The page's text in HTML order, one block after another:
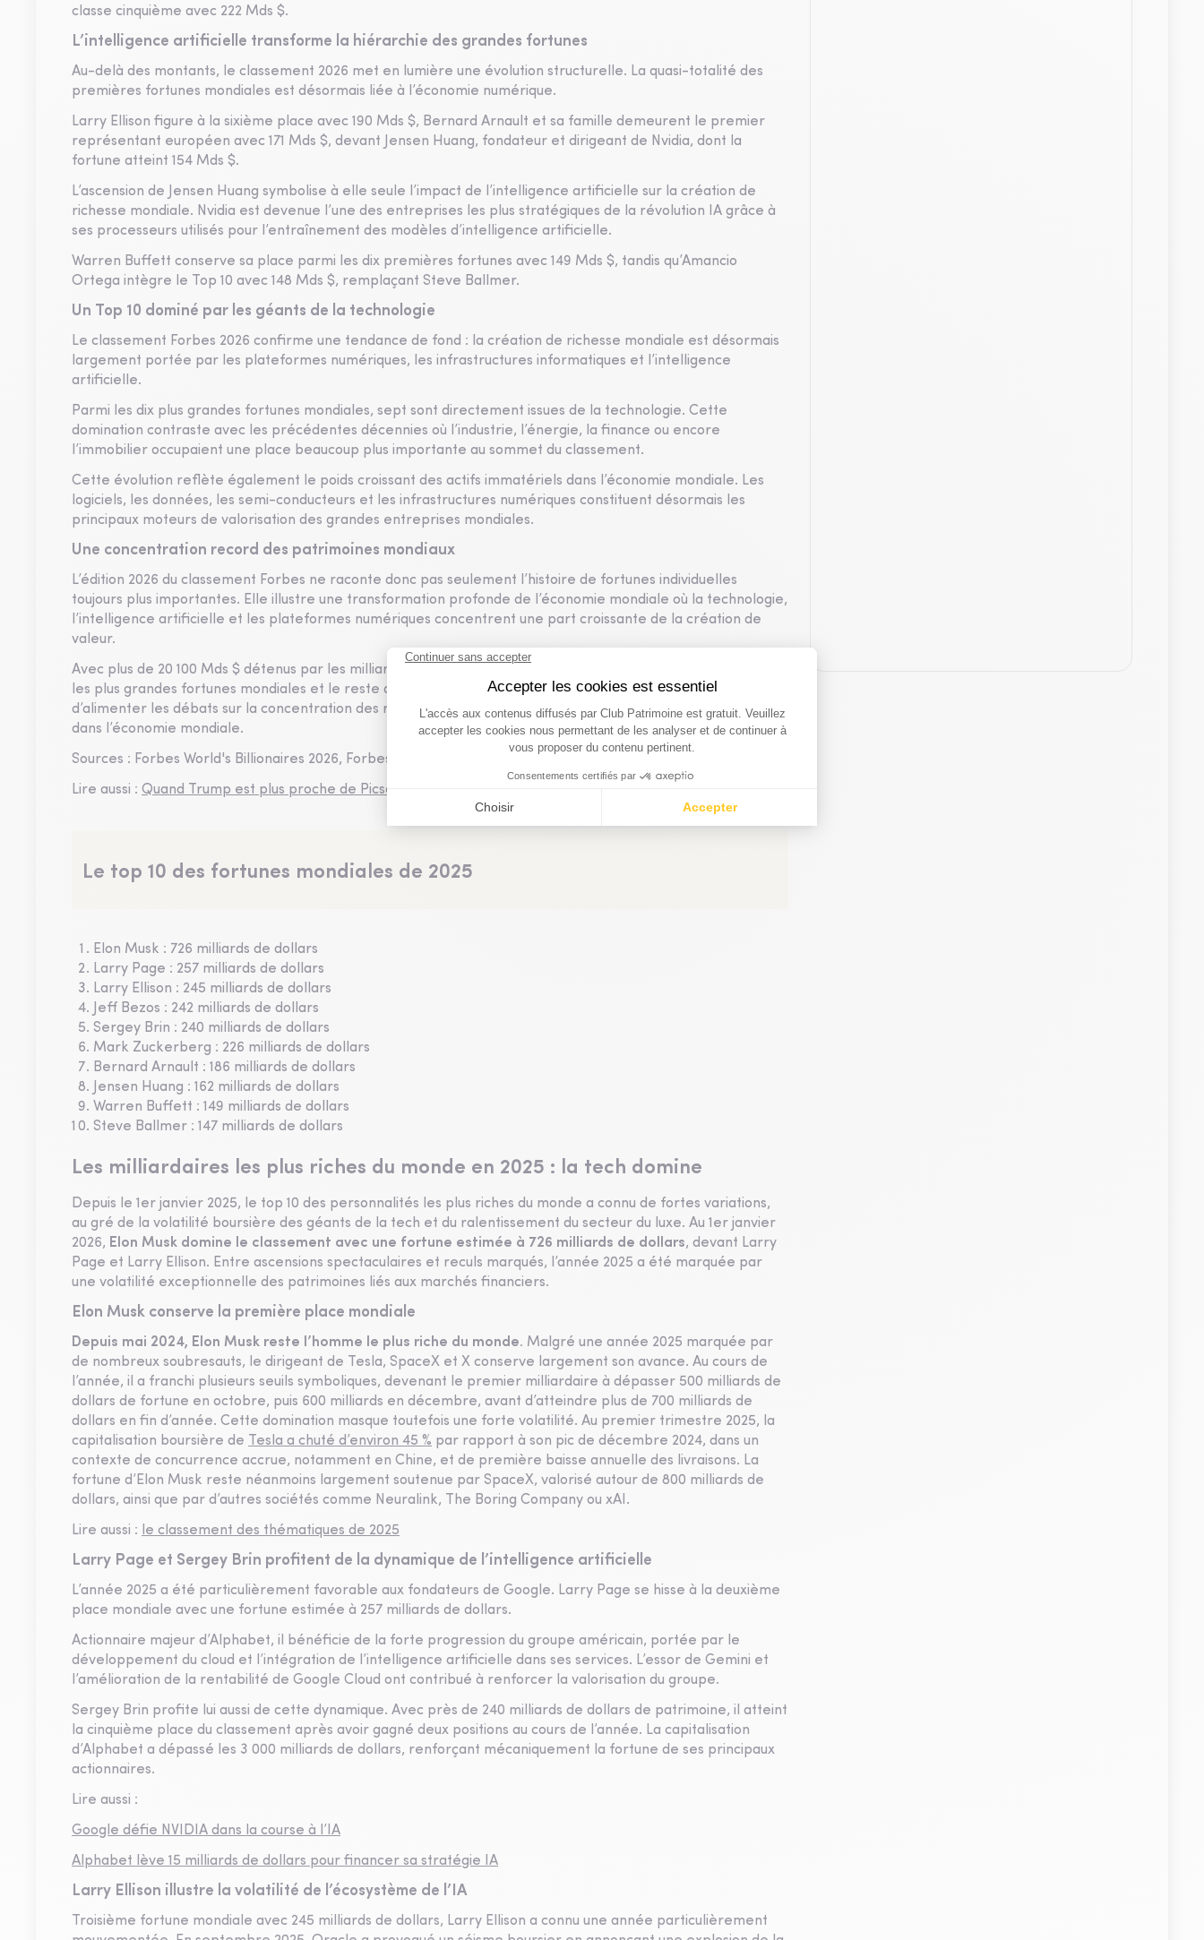
classe cinquième avec 222 Mds $.
L’intelligence artificielle transforme la hiérarchie des grandes fortunes
Au-delà des montants, le classement 2026 met en lumière une évolution structurelle. La quasi-totalité des
premières fortunes mondiales est désormais liée à l’économie numérique.
Larry Ellison figure à la sixième place avec 190 Mds $, Bernard Arnault et sa famille demeurent le premier
représentant européen avec 171 Mds $, devant Jensen Huang, fondateur et dirigeant de Nvidia, dont la
fortune atteint 154 Mds $.
L’ascension de Jensen Huang symbolise à elle seule l’impact de l’intelligence artificielle sur la création de
richesse mondiale. Nvidia est devenue l’une des entreprises les plus stratégiques de la révolution IA grâce à
ses processeurs utilisés pour l’entraînement des modèles d’intelligence artificielle.
Warren Buffett conserve sa place parmi les dix premières fortunes avec 149 Mds $, tandis qu’Amancio
Ortega intègre le Top 10 avec 148 Mds $, remplaçant Steve Ballmer.
Un Top 10 dominé par les géants de la technologie
Le classement Forbes 2026 confirme une tendance de fond : la création de richesse mondiale est désormais
largement portée par les plateformes numériques, les infrastructures informatiques et l’intelligence
artificielle.
Parmi les dix plus grandes fortunes mondiales, sept sont directement issues de la technologie. Cette
domination contraste avec les précédentes décennies où l’industrie, l’énergie, la finance ou encore
l’immobilier occupaient une place beaucoup plus importante au sommet du classement.
Cette évolution reflète également le poids croissant des actifs immatériels dans l’économie mondiale. Les
logiciels, les données, les semi-conducteurs et les infrastructures numériques constituent désormais les
principaux moteurs de valorisation des grandes entreprises mondiales.
Une concentration record des patrimoines mondiaux
L’édition 2026 du classement Forbes ne raconte donc pas seulement l’histoire de fortunes individuelles
toujours plus importantes. Elle illustre une transformation profonde de l’économie mondiale où la technologie,
l’intelligence artificielle et les plateformes numériques concentrent une part croissante de la création de
valeur.
Avec plus de 20 100 Mds $ détenus par les milliardaires de la planète, le fossé continue de se creuser entre
les plus grandes fortunes mondiales et le reste de l’économie. Un phénomène qui devrait continuer
d’alimenter les débats sur la concentration des richesses et le rôle grandissant des géants technologiques
dans l’économie mondiale.
Sources : Forbes World's Billionaires 2026, Forbes – 2026 World's Billionaires Facts & Figures
Lire aussi : Quand Trump est plus proche de Picsou que de Donald
Le top 10 des fortunes mondiales de 2025
Elon Musk : 726 milliards de dollars
Larry Page : 257 milliards de dollars
Larry Ellison : 245 milliards de dollars
Jeff Bezos : 242 milliards de dollars
Sergey Brin : 240 milliards de dollars
Mark Zuckerberg : 226 milliards de dollars
Bernard Arnault : 186 milliards de dollars
Jensen Huang : 162 milliards de dollars
Warren Buffett : 149 milliards de dollars
Steve Ballmer : 147 milliards de dollars
Les milliardaires les plus riches du monde en 2025 : la tech domine
Depuis le 1er janvier 2025, le top 10 des personnalités les plus riches du monde a connu de fortes variations,
au gré de la volatilité boursière des géants de la tech et du ralentissement du secteur du luxe. Au 1er janvier
2026, Elon Musk domine le classement avec une fortune estimée à 726 milliards de dollars, devant Larry
Page et Larry Ellison. Entre ascensions spectaculaires et reculs marqués, l’année 2025 a été marquée par
une volatilité exceptionnelle des patrimoines liés aux marchés financiers.
Elon Musk conserve la première place mondiale
Depuis mai 2024, Elon Musk reste l’homme le plus riche du monde. Malgré une année 2025 marquée par
de nombreux soubresauts, le dirigeant de Tesla, SpaceX et X conserve largement son avance. Au cours de
l’année, il a franchi plusieurs seuils symboliques, devenant le premier milliardaire à dépasser 500 milliards de
dollars de fortune en octobre, puis 600 milliards en décembre, avant d’atteindre plus de 700 milliards de
dollars en fin d’année. Cette domination masque toutefois une forte volatilité. Au premier trimestre 2025, la
capitalisation boursière de
Tesla a chuté d’environ 45 % par rapport à son pic de décembre 2024, dans un
contexte de concurrence accrue, notamment en Chine, et de première baisse annuelle des livraisons. La
fortune d’Elon Musk reste néanmoins largement soutenue par SpaceX, valorisé autour de 800 milliards de
dollars, ainsi que par d’autres sociétés comme Neuralink, The Boring Company ou xAI.
Lire aussi : le classement des thématiques de 2025
Larry Page et Sergey Brin profitent de la dynamique de l’intelligence artificielle
L’année 2025 a été particulièrement favorable aux fondateurs de Google. Larry Page se hisse à la deuxième
place mondiale avec une fortune estimée à 257 milliards de dollars.
Actionnaire majeur d’Alphabet, il bénéficie de la forte progression du groupe américain, portée par le
développement du cloud et l’intégration de l’intelligence artificielle dans ses services. L’essor de Gemini et
l’amélioration de la rentabilité de Google Cloud ont contribué à renforcer la valorisation du groupe.
Sergey Brin profite lui aussi de cette dynamique. Avec près de 240 milliards de dollars de patrimoine, il atteint
la cinquième place du classement après avoir gagné deux positions au cours de l’année. La capitalisation
d’Alphabet a dépassé les 3 000 milliards de dollars, renforçant mécaniquement la fortune de ses principaux
actionnaires.
Lire aussi :
Google défie NVIDIA dans la course à l’IA
Alphabet lève 15 milliards de dollars pour financer sa stratégie IA
Larry Ellison illustre la volatilité de l’écosystème de l’IA
Troisième fortune mondiale avec 245 milliards de dollars, Larry Ellison a connu une année particulièrement